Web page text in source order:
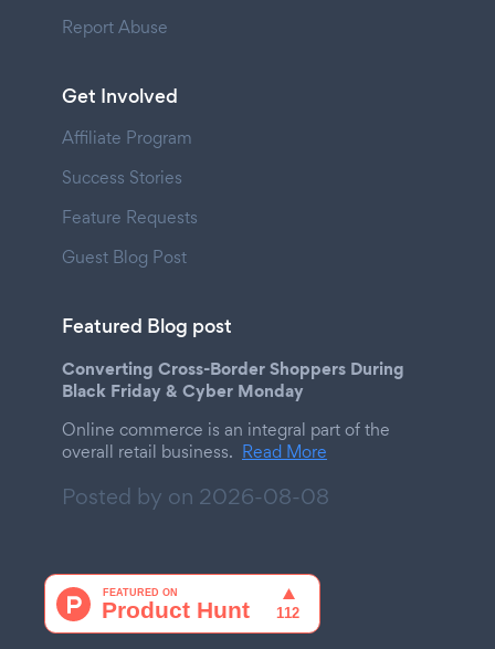
Report Abuse
Get Involved
Affiliate Program
Success Stories
Feature Requests
Guest Blog Post
Featured Blog post
Converting Cross-Border Shoppers During
Black Friday & Cyber Monday
Online commerce is an integral part of the
overall retail business. Read More
Posted by on 2026-08-08